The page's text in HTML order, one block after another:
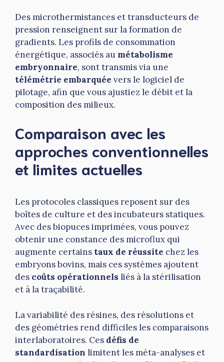
Des microthermistances et transducteurs de
pression renseignent sur la formation de
gradients. Les profils de consommation
énergétique, associés au métabolisme
embryonnaire, sont transmis via une
télémétrie embarquée vers le logiciel de
pilotage, afin que vous ajustiez le débit et la
composition des milieux.
Comparaison avec les
approches conventionnelles
et limites actuelles
Les protocoles classiques reposent sur des
boîtes de culture et des incubateurs statiques.
Avec des biopuces imprimées, vous pouvez
obtenir une constance des microflux qui
augmente certains taux de réussite chez les
embryons bovins, mais ces systèmes ajoutent
des coûts opérationnels liés à la stérilisation
et à la traçabilité.
La variabilité des résines, des résolutions et
des géométries rend difficiles les comparaisons
interlaboratoires. Ces défis de
standardisation limitent les méta-analyses et